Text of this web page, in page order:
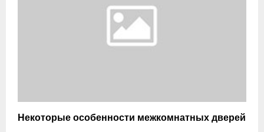
Некоторые особенности межкомнатных дверей